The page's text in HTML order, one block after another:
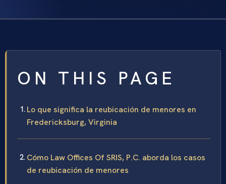
ON THIS PAGE
Lo que significa la reubicación de menores en
Fredericksburg, Virginia
Cómo Law Offices Of SRIS, P.C. aborda los casos
de reubicación de menores